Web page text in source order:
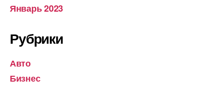
Январь 2023
Рубрики
Авто
Бизнес